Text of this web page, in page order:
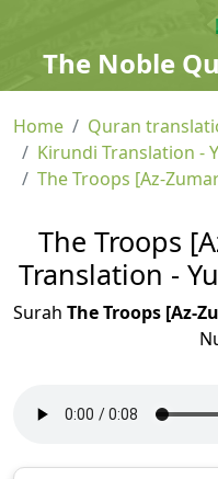
The Noble
Home
Quran
Kirundi Translation -
The Troops [Az-
The Troops
Translation -
Surah The Troops [Az-